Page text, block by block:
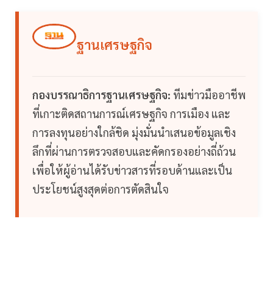
ฐานเศรษฐกิจ
กองบรรณาธิการฐานเศรษฐกิจ: ทีมข่าวมืออาชีพ
ที่เกาะติดสถานการณ์เศรษฐกิจ การเมือง และ
การลงทุนอย่างใกล้ชิด มุ่งมั่นนำเสนอข้อมูลเชิง
ลึกที่ผ่านการตรวจสอบและคัดกรองอย่างถี่ถ้วน
เพื่อให้ผู้อ่านได้รับข่าวสารที่รอบด้านและเป็น
ประโยชน์สูงสุดต่อการตัดสินใจ